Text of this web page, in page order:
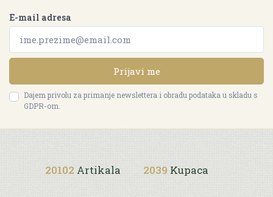
E-mail adresa
Prijavi me
Dajem privolu za primanje newslettera i obradu podataka u skladu s
GDPR-om.
20102 Artikala 2039 Kupaca